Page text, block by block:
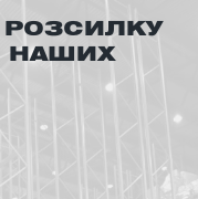
РОЗСИЛКУ
НАШИХ